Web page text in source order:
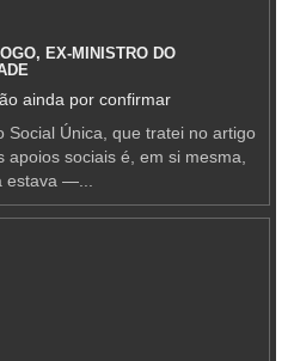
EX-MINISTRO DO
ainda por confirmar
Social Única, que tratei no artigo
apoios sociais é, em si mesma,
estava —...